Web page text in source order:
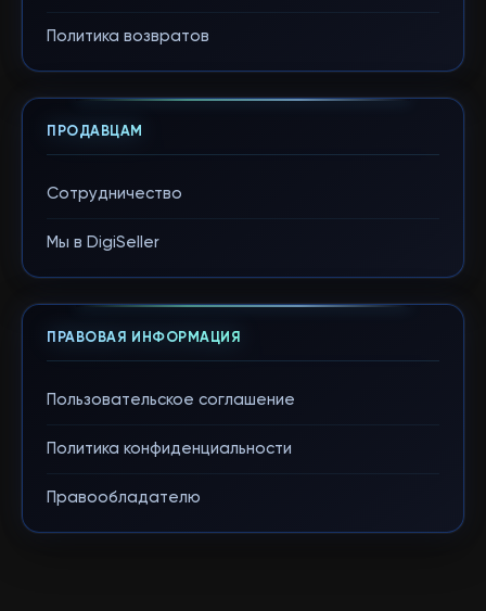
Политика возвратов
ПРОДАВЦАМ
Сотрудничество
Мы в DigiSeller
ПРАВОВАЯ ИНФОРМАЦИЯ
Пользовательское соглашение
Политика конфиденциальности
Правообладателю